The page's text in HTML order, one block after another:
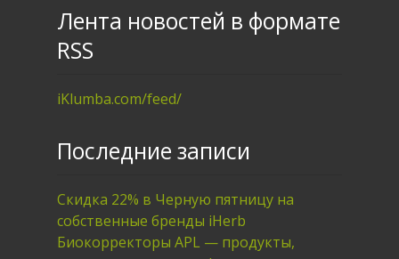
Лента новостей в формате
RSS
iKlumba.com/feed/
Последние записи
Скидка 22% в Черную пятницу на
собственные бренды iHerb
Биокорректоры APL — продукты,